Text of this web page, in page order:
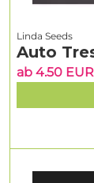
Linda Seeds
Auto
ab 4.50 EUR